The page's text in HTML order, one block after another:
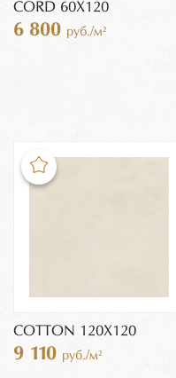
CORD 60X120
6 800 руб./м²
COTTON 120X120
9 110 руб./м²